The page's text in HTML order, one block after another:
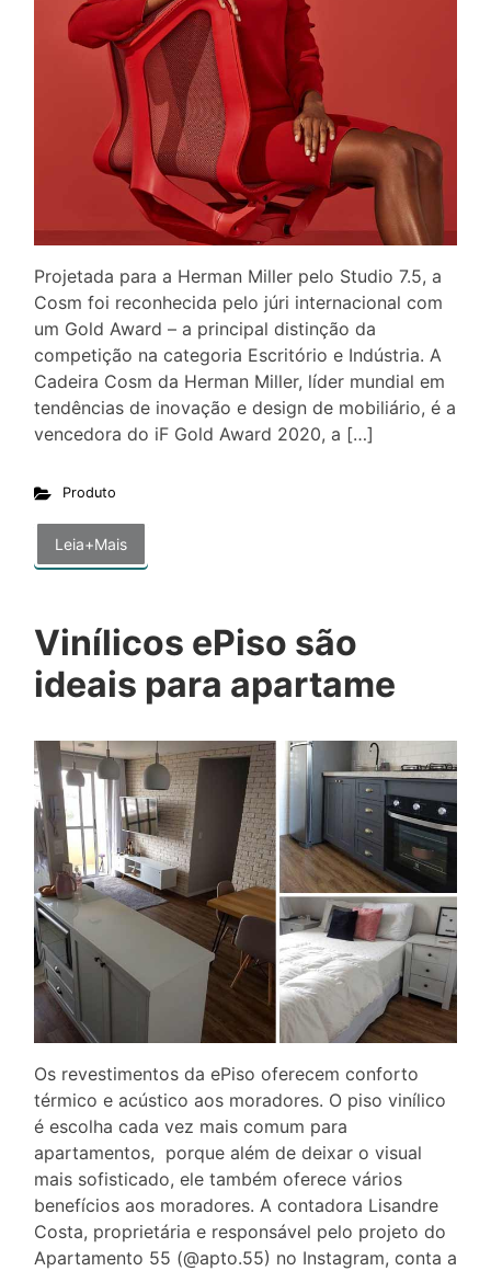
Projetada para a Herman Miller pelo Studio 7.5, a
Cosm foi reconhecida pelo júri internacional com
um Gold Award – a principal distinção da
competição na categoria Escritório e Indústria. A
Cadeira Cosm da Herman Miller, líder mundial em
tendências de inovação e design de mobiliário, é a
vencedora do iF Gold Award 2020, a […]
Produto
Leia+Mais
Vinílicos ePiso são
ideais para apartame
Os revestimentos da ePiso oferecem conforto
térmico e acústico aos moradores. O piso vinílico
é escolha cada vez mais comum para
apartamentos, porque além de deixar o visual
mais sofisticado, ele também oferece vários
benefícios aos moradores. A contadora Lisandre
Costa, proprietária e responsável pelo projeto do
Apartamento 55 (@apto.55) no Instagram, conta a